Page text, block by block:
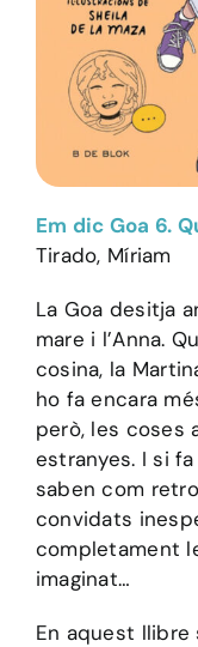
Em dic Goa 6.
Tirado, Míriam
La Goa desitja
mare i l’Anna.
cosina, la
ho fa encara
però, les coses
estranyes. I si
saben com
convidats
completament
imaginat…
En aquest llibre